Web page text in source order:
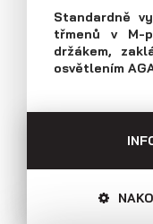
Přívěsy s
Standardně
třmenů v M-
držákem,
osvětlením